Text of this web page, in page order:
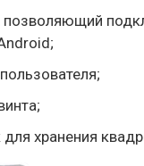
позволяющий
хранения